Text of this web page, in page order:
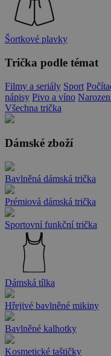
Šortkové plavky
Trička podle témat
Filmy a seriály Sport
nápisy Pivo a víno
Všechna trička
Dámské zboží
Bavlněná dámská trička
Prémiová dámská trička
Sportovní funkční trička
Dámská tílka
Hřejivé bavlněné mikiny
Bavlněné kalhotky
Kosmetické taštičky